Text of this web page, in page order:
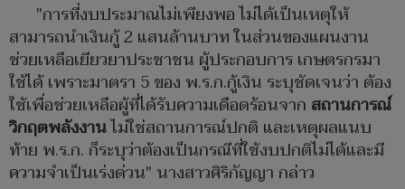
"การที่งบประมาณไม่เพียงพอ ไม่ได้เป็นเหตุให้
สามารถนำเงินกู้ 2 แสนล้านบาท ในส่วนของแผนงาน
ช่วยเหลือเยียวยาประชาชน ผู้ประกอบการ เกษตรกรมา
ใช้ได้ เพราะมาตรา 5 ของ พ.ร.ก.กู้เงิน ระบุชัดเจนว่า ต้อง
ใช้เพื่อช่วยเหลือผู้ที่ได้รับความเดือดร้อนจาก สถานการณ์
วิกฤตพลังงานไม่ใช่สถานการณ์ปกติ และเหตุผลแนบ
ท้าย พ.ร.ก. ก็ระบุว่าต้องเป็นกรณีที่ใช้งบปกติไม่ได้และมี
ความจำเป็นเร่งด่วน" นางสาวศิริกัญญา กล่าว